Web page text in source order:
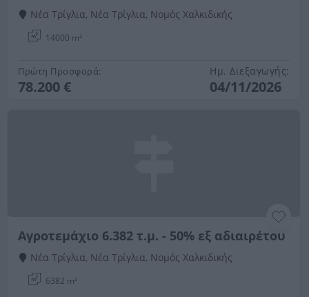
Νέα Τρίγλια, Νέα Τρίγλια, Νομός Χαλκιδικής
14000 m²
Πρώτη Προσφορά:
78.200 €
Ημ. Διεξαγωγής:
04/11/2026
Αγροτεμάχιο 6.382 τ.μ. - 50% εξ αδιαιρέτου
Νέα Τρίγλια, Νέα Τρίγλια, Νομός Χαλκιδικής
6382 m²